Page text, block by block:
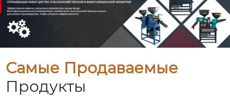
Самые Продаваемые
Продукты